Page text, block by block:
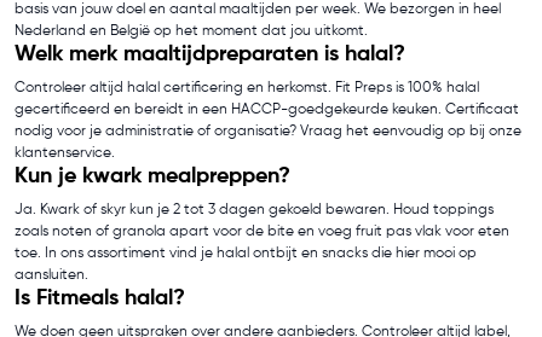
basis van jouw doel en aantal maaltijden per week. We bezorgen in heel
Nederland en België op het moment dat jou uitkomt.
Welk merk maaltijdpreparaten is halal?
Controleer altijd halal certificering en herkomst. Fit Preps is 100% halal
gecertificeerd en bereidt in een HACCP-goedgekeurde keuken. Certificaat
nodig voor je administratie of organisatie? Vraag het eenvoudig op bij onze
klantenservice.
Kun je kwark mealpreppen?
Ja. Kwark of skyr kun je 2 tot 3 dagen gekoeld bewaren. Houd toppings
zoals noten of granola apart voor de bite en voeg fruit pas vlak voor eten
toe. In ons assortiment vind je halal ontbijt en snacks die hier mooi op
aansluiten.
Is Fitmeals halal?
We doen geen uitspraken over andere aanbieders. Controleer altijd label,